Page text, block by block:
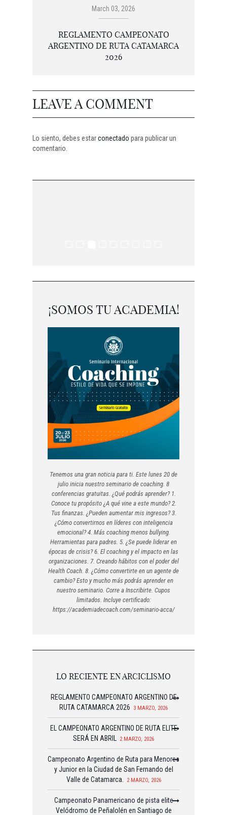
March 03, 2026
REGLAMENTO CAMPEONATO
ARGENTINO DE RUTA CATAMARCA
2026
LEAVE A COMMENT
Lo siento, debes estarconectado para publicar un
comentario.
¡SOMOS TU ACADEMIA!
Tenemos una gran noticia para ti. Este lunes 20 de
julio inicia nuestro seminario de coaching. 8
conferencias gratuitas. ¿Qué podrás aprender? 1.
Conoce tu propósito ¿A qué vine a este mundo? 2.
Tus finanzas. ¿Pueden aumentar mis ingresos? 3.
¿Cómo convertirnos en líderes con inteligencia
emocional? 4. Más coaching menos bullying.
Herramientas para padres. 5. ¿Se puede liderar en
épocas de crisis? 6. El coaching y el impacto en las
organizaciones. 7. Creando hábitos con el poder del
Health Coach. 8. ¿Cómo convertirte en un agente de
cambio? Esto y mucho más podrás aprender en
nuestro seminario. Corre a Inscribirte. Cupos
limitados. Incluye certificado:
https://academiadecoach.com/seminario-acca/
LO RECIENTE EN ARCICLISMO
REGLAMENTO CAMPEONATO ARGENTINO DE
RUTA CATAMARCA 2026
3 MARZO, 2026
EL CAMPEONATO ARGENTINO DE RUTA ELITE
SERÁ EN ABRIL
2 MARZO, 2026
Campeonato Argentino de Ruta para Menores
y Junior en la Ciudad de San Fernando del
Valle de Catamarca.
2 MARZO, 2026
Campeonato Panamericano de pista elite
Velódromo de Peñalolén en Santiago de